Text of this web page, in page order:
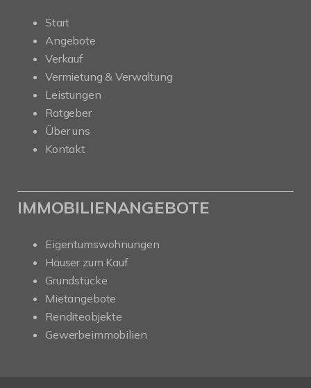
Start
Angebote
Verkauf
Vermietung & Verwaltung
Leistungen
Ratgeber
Über uns
Kontakt
IMMOBILIENANGEBOTE
Eigentumswohnungen
Häuser zum Kauf
Grundstücke
Mietangebote
Renditeobjekte
Gewerbeimmobilien